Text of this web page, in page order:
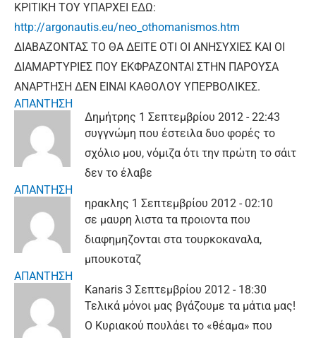
ΚΡΙΤΙΚΗ ΤΟΥ ΥΠΑΡΧΕΙ ΕΔΩ:
http://argonautis.eu/neo_othomanismos.htm
ΔΙΑΒΑΖΟΝΤΑΣ ΤΟ ΘΑ ΔΕΙΤΕ ΟΤΙ ΟΙ ΑΝΗΣΥΧΙΕΣ ΚΑΙ ΟΙ
ΔΙΑΜΑΡΤΥΡΙΕΣ ΠΟΥ ΕΚΦΡΑΖΟΝΤΑΙ ΣΤΗΝ ΠΑΡΟΥΣΑ
ΑΝΑΡΤΗΣΗ ΔΕΝ ΕΙΝΑΙ ΚΑΘΟΛΟΥ ΥΠΕΡΒΟΛΙΚΕΣ.
ΑΠΑΝΤΗΣΗ
Δημήτρης 1 Σεπτεμβρίου 2012 - 22:43
συγγνώμη που έστειλα δυο φορές το
σχόλιο μου, νόμιζα ότι την πρώτη το σάιτ
δεν το έλαβε
ΑΠΑΝΤΗΣΗ
ηρακλης 1 Σεπτεμβρίου 2012 - 02:10
σε μαυρη λιστα τα προιοντα που
διαφημηζονται στα τουρκοκαναλα,
μπουκοταζ
ΑΠΑΝΤΗΣΗ
Kanaris 3 Σεπτεμβρίου 2012 - 18:30
Τελικά μόνοι μας βγάζουμε τα μάτια μας!
Ο Κυριακού πουλάει το «θέαμα» που